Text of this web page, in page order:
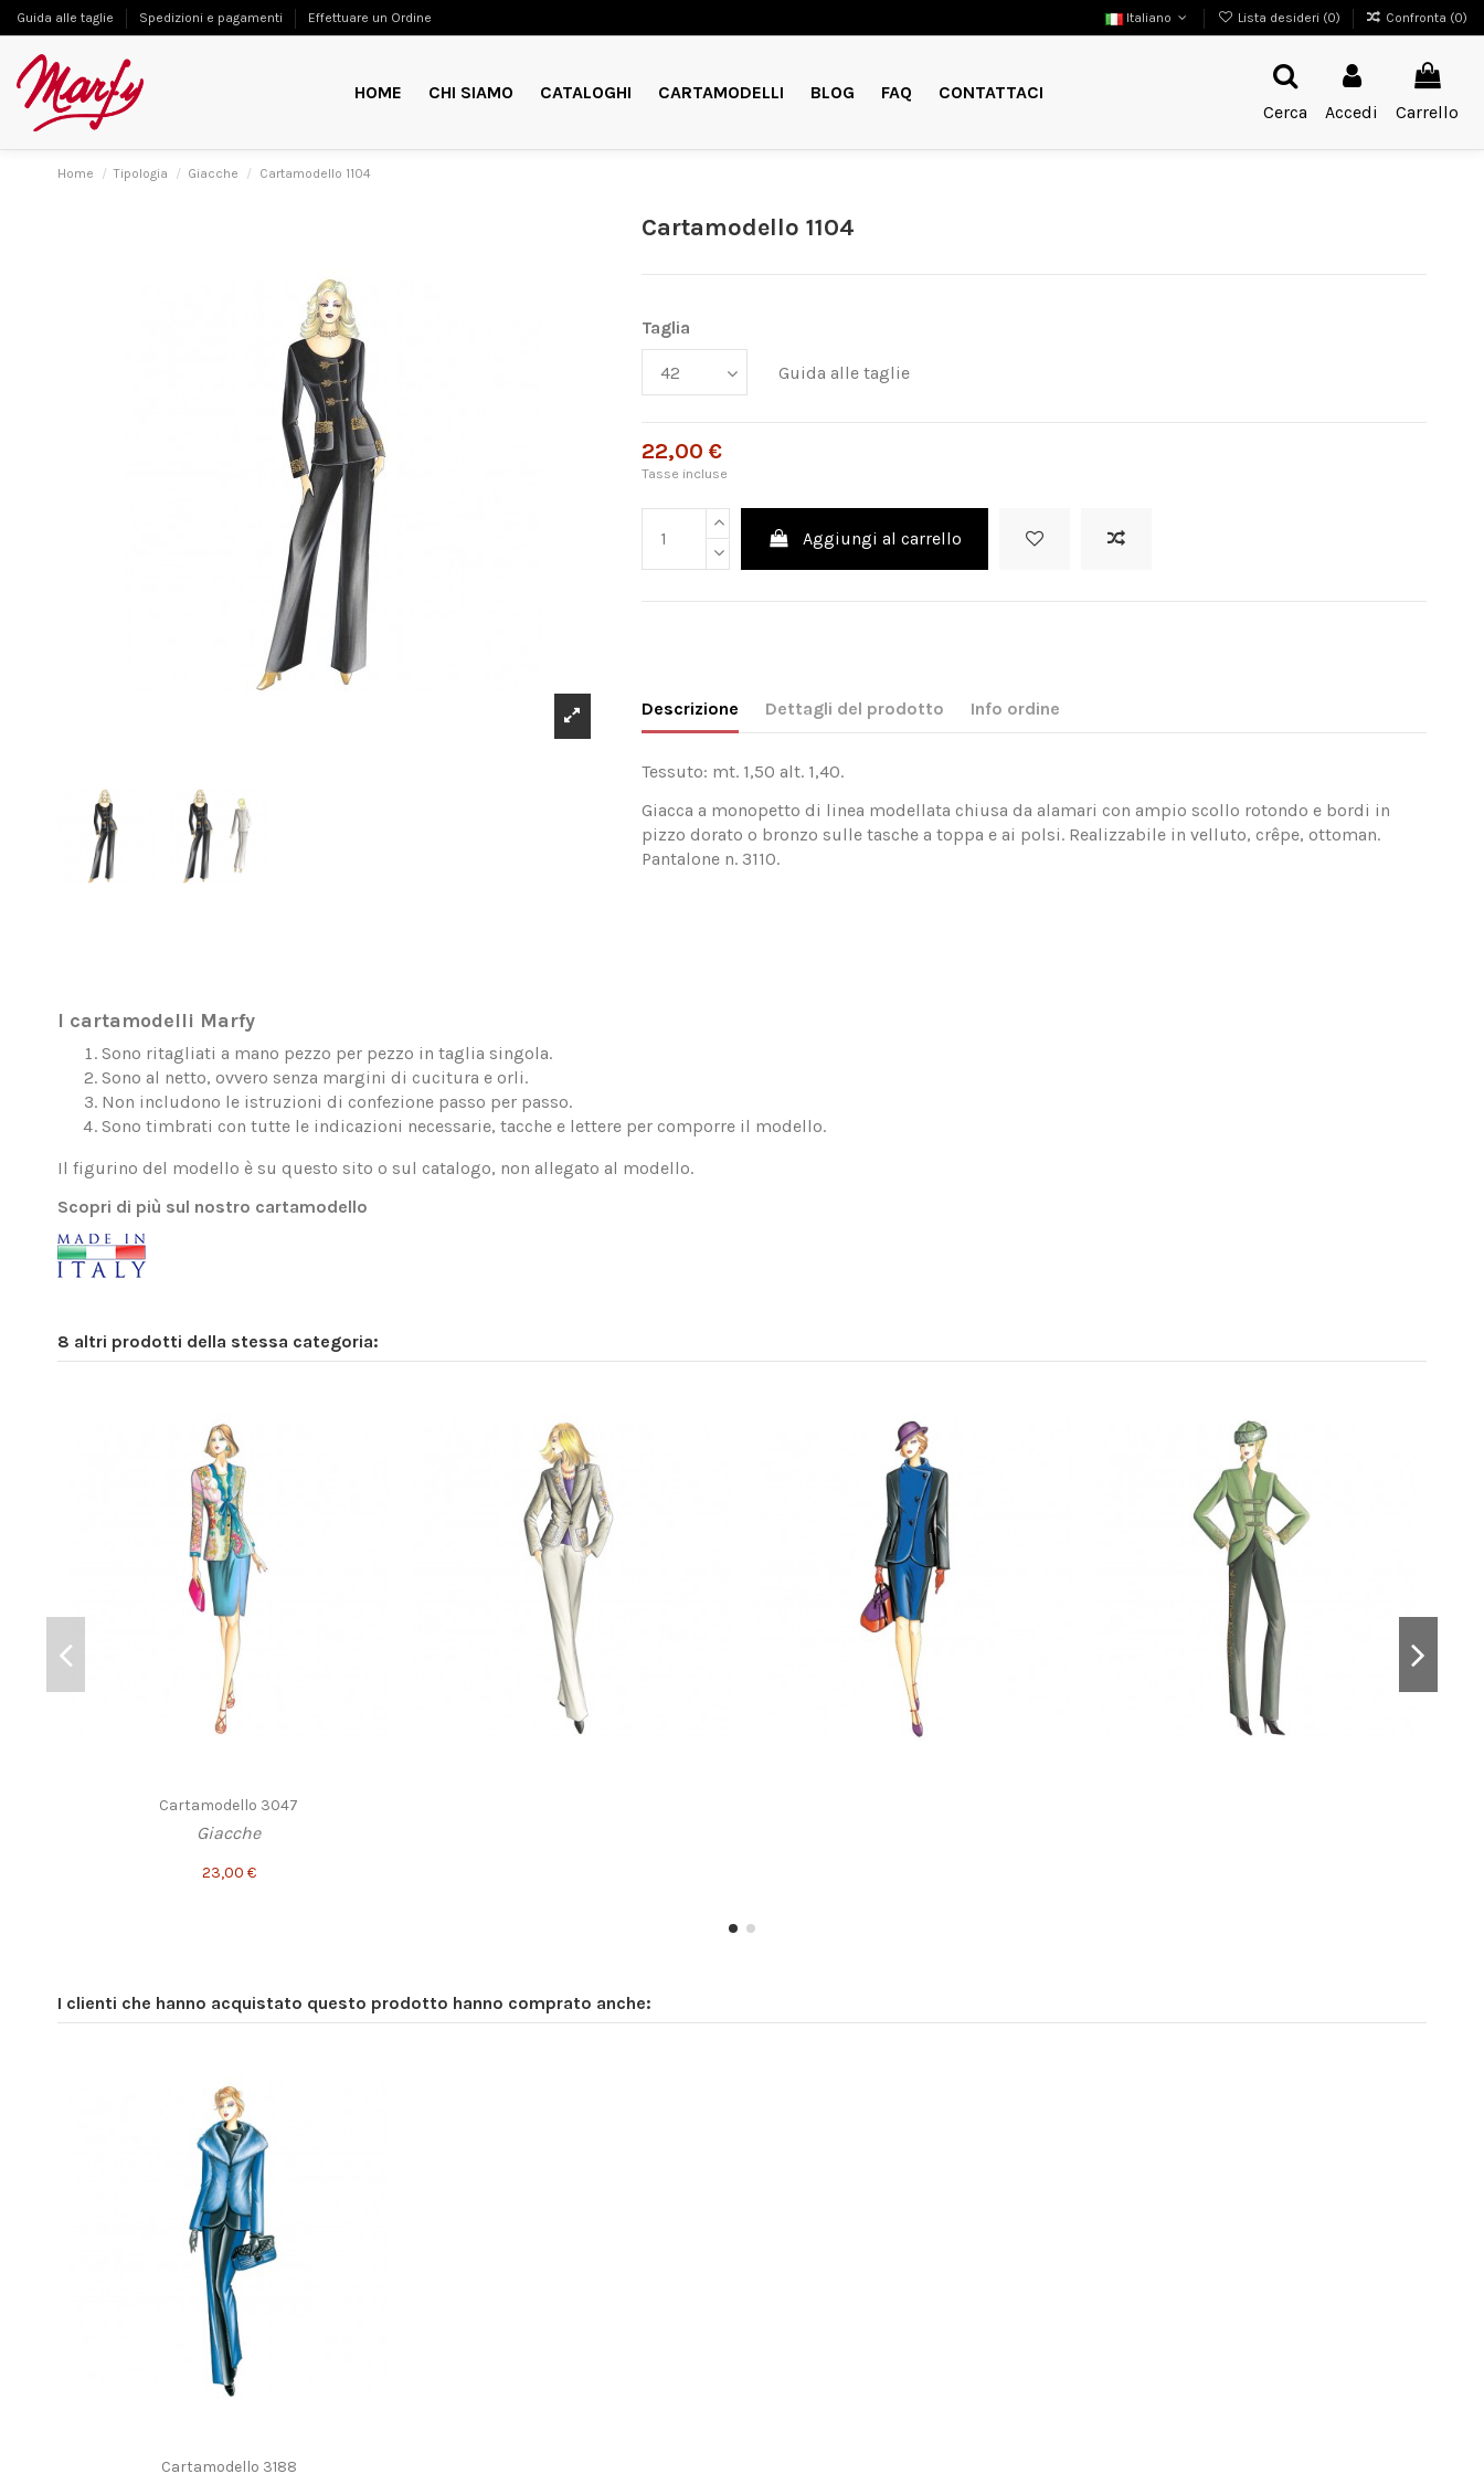
Guida alle taglie Spedizioni e pagamenti Effettuare un Ordine Italiano Lista desideri (0) Confronta (0)
HOME CHI SIAMO CATALOGHI CARTAMODELLI BLOG FAQ
CONTATTACI
Cerca
Accedi Carrello
Home Tipologia Giacche Cartamodello 1104
Cartamodello 1104
Taglia
Guida alle taglie
22,00 €
Tasse incluse
Aggiungi al carrello
Descrizione Dettagli del prodotto Info ordine
Tessuto: mt. 1,50 alt. 1,40.
Giacca a monopetto di linea modellata chiusa da alamari con ampio scollo rotondo e bordi in
pizzo dorato o bronzo sulle tasche a toppa e ai polsi. Realizzabile in velluto, crêpe, ottoman.
Pantalone n. 3110.
I cartamodelli Marfy
Sono ritagliati a mano pezzo per pezzo in taglia singola.
Sono al netto, ovvero senza margini di cucitura e orli.
Non includono le istruzioni di confezione passo per passo.
Sono timbrati con tutte le indicazioni necessarie, tacche e lettere per comporre il modello.
Il figurino del modello è su questo sito o sul catalogo, non allegato al modello.
Scopri di più sul nostro cartamodello
8 altri prodotti della stessa categoria:
Cartamodello 3047
Giacche
23,00 €
I clienti che hanno acquistato questo prodotto hanno comprato anche:
Cartamodello 3188